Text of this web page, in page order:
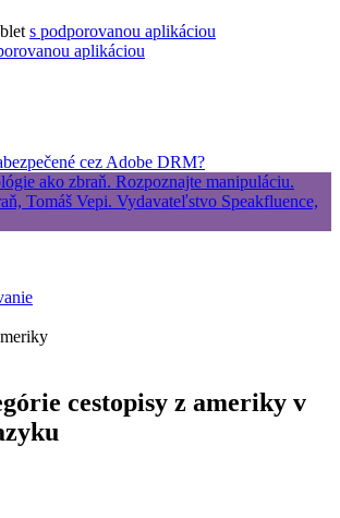
s podporovanou aplikáciou
aplikáciou
cez Adobe DRM?
cestopisy z ameriky v